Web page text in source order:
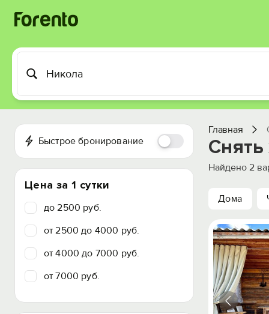
Быстрое бронирование
Цена за 1 сутки
до 2500 руб.
от 2500 до 4000 руб.
от 4000 до 7000 руб.
от 7000 руб.
Главная
Найдено 2
Дома